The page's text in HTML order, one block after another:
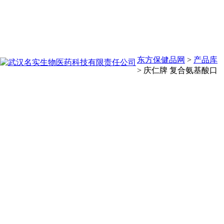
东方保健品网 > 产品库
> 庆仁牌 复合氨基酸口